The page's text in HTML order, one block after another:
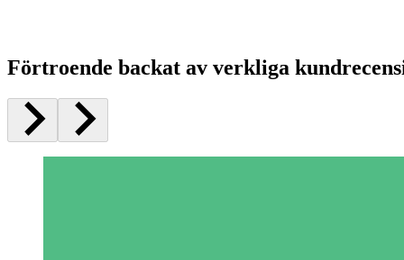
Förtroende backat av verkliga